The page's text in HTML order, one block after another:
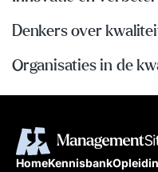
Denkers over
Organisaties in de
HomeKennisbank